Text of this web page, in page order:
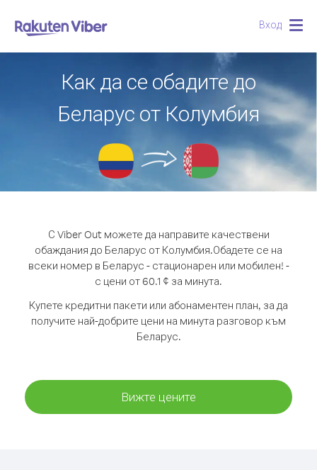
Вход
Как да се обадите до
Беларус от Колумбия
С Viber Out можете да направите качествени
обаждания до Беларус от Колумбия.Обадете се на
всеки номер в Беларус - стационарен или мобилен! -
с цени от 60.1 ¢ за минута.
Купете кредитни пакети или абонаментен план, за да
получите най-добрите цени на минута разговор към
Беларус.
Вижте цените